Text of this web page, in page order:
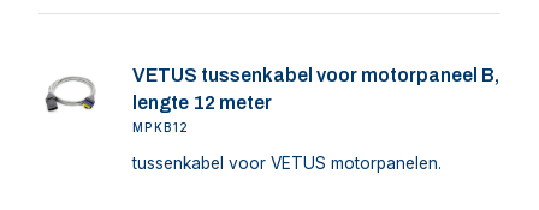
VETUS tussenkabel voor motorpaneel B,
lengte 12 meter
MPKB12
tussenkabel voor VETUS motorpanelen.